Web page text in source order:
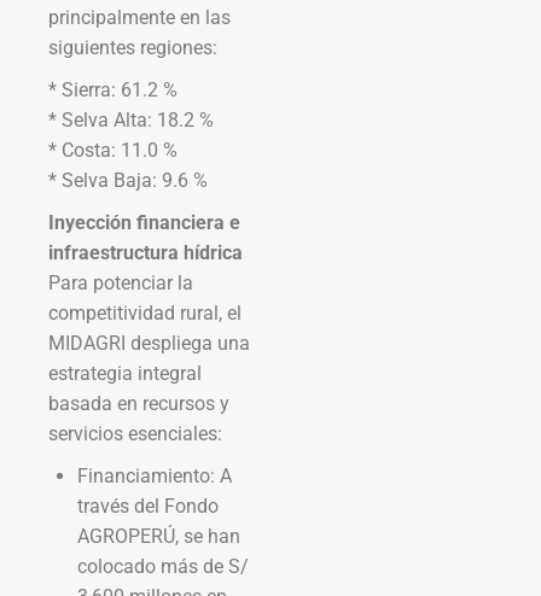
principalmente en las
siguientes regiones:
* Sierra: 61.2 %
* Selva Alta: 18.2 %
* Costa: 11.0 %
* Selva Baja: 9.6 %
Inyección financiera e
infraestructura hídrica
Para potenciar la
competitividad rural, el
MIDAGRI despliega una
estrategia integral
basada en recursos y
servicios esenciales:
Financiamiento: A
través del Fondo
AGROPERÚ, se han
colocado más de S/